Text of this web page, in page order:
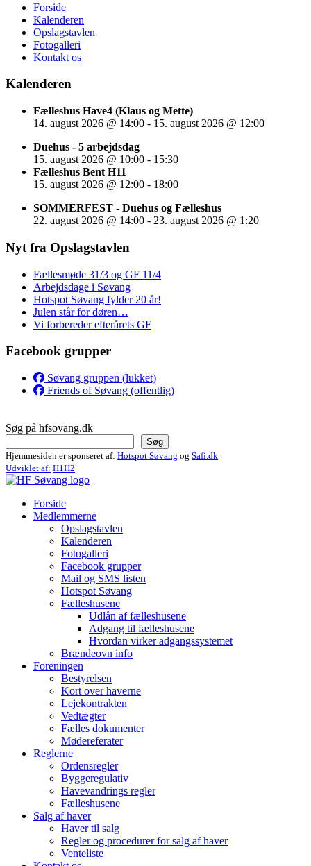
Forside
Kalenderen
Opslagstavlen
Fotogalleri
Kontakt os
Kalenderen
Fælleshus Have4 (Klaus og Mette)
14. august 2026 @ 14:00 - 15. august 2026 @ 12:00
Duehus - 5 arbejdsdag
15. august 2026 @ 10:00 - 15:30
Fælleshus Bent H11
15. august 2026 @ 12:00 - 18:00
SOMMERFEST - Duehus og Fælleshus
22. august 2026 @ 14:00 - 23. august 2026 @ 1:20
Nyt fra Opslagstavlen
Fællesmøde 31/3 og GF 11/4
Arbejdsdage i Søvang
Hotspot Søvang fylder 20 år!
Julen står for døren…
Vi forbereder efterårets GF
Facebook grupper
Søvang gruppen (lukket)
Friends of Søvang (offentlig)
Søg på hfsovang.dk
Søg
Hjemmesiden er sponseret af: Hotspot Søvang og Safi.dk
Udviklet af: H1H2
Forside
Medlemmerne
Opslagstavlen
Kalenderen
Fotogalleri
Facebook grupper
Mail og SMS listen
Hotspot Søvang
Fælleshusene
Udlån af fælleshusene
Adgang til fælleshusene
Hvordan virker adgangssystemet
Brændeovn info
Foreningen
Bestyrelsen
Kort over haverne
Lejekontrakten
Vedtægter
Fælles dokumenter
Mødereferater
Reglerne
Ordensregler
Byggeregulativ
Havevandrings regler
Fælleshusene
Salg af haver
Haver til salg
Regler og procedurer for salg af haver
Venteliste